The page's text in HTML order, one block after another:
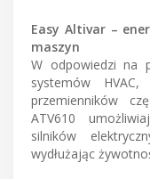
Easy Altivar –
maszyn
W odpowiedzi na
systemów
przemienników
ATV610
silników
wydłużając